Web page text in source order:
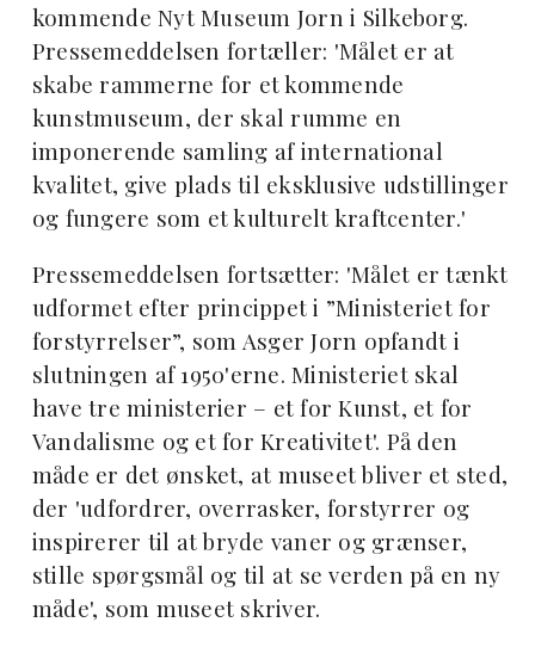
kommende Nyt Museum Jorn i Silkeborg.
Pressemeddelsen fortæller: 'Målet er at
skabe rammerne for et kommende
kunstmuseum, der skal rumme en
imponerende samling af international
kvalitet, give plads til eksklusive udstillinger
og fungere som et kulturelt kraftcenter.'
Pressemeddelsen fortsætter: 'Målet er tænkt
udformet efter princippet i ”Ministeriet for
forstyrrelser”, som Asger Jorn opfandt i
slutningen af 1950'erne. Ministeriet skal
have tre ministerier – et for Kunst, et for
Vandalisme og et for Kreativitet'. På den
måde er det ønsket, at museet bliver et sted,
der 'udfordrer, overrasker, forstyrrer og
inspirerer til at bryde vaner og grænser,
stille spørgsmål og til at se verden på en ny
måde', som museet skriver.